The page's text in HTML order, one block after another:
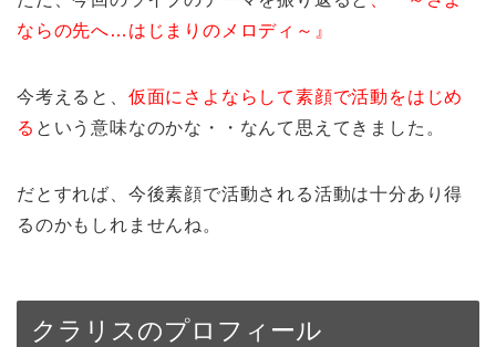
ならの先へ…はじまりのメロディ～』
今考えると、 仮面にさよならして素顔で活動をはじめ
る という意味なのかな・・なんて思えてきました。
だとすれば、今後素顔で活動される活動は十分あり得
るのかもしれませんね。
クラリスのプロフィール